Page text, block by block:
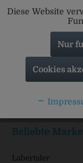
Service Hotline
Shop Service
Informationen
Beliebte
Labertaler
Diese Website
Nur
Cookies